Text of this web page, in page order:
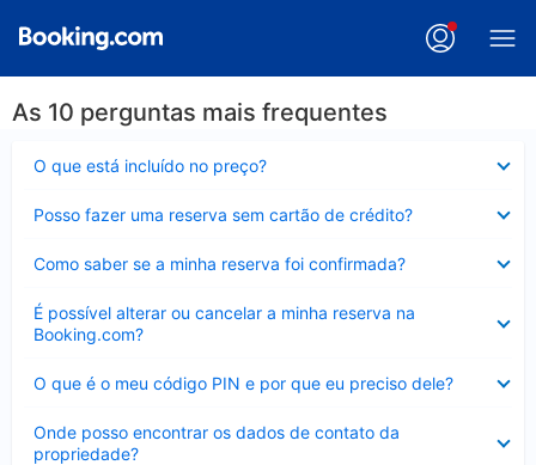
As 10 perguntas mais frequentes
O que está incluído no preço?
Posso fazer uma reserva sem cartão de crédito?
Como saber se a minha reserva foi confirmada?
É possível alterar ou cancelar a minha reserva na
Booking.com?
Contraído
O que é o meu código PIN e por que eu preciso dele?
Onde posso encontrar os dados de contato da
propriedade?